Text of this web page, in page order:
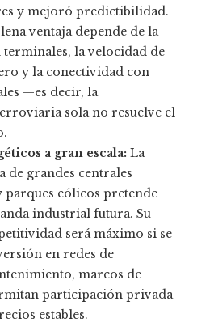
y mejoró predictibilidad.
ventaja depende de la
la velocidad de
y la conectividad con
—es decir, la
sola no resuelve el
a gran escala: La
de grandes centrales
eólicos pretende
industrial futura. Su
será máximo si se
en redes de
marcos de
participación privada
estables.